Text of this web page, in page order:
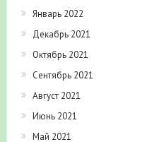
Январь 2022
Декабрь 2021
Октябрь 2021
Сентябрь 2021
Август 2021
Июнь 2021
Май 2021